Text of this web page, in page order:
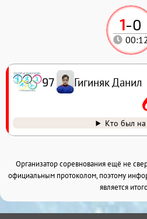
1-0
00:12
97 Гигиняк Данил
Кто был
Организатор соревнования ещё не
официальным протоколом, поэтому
является